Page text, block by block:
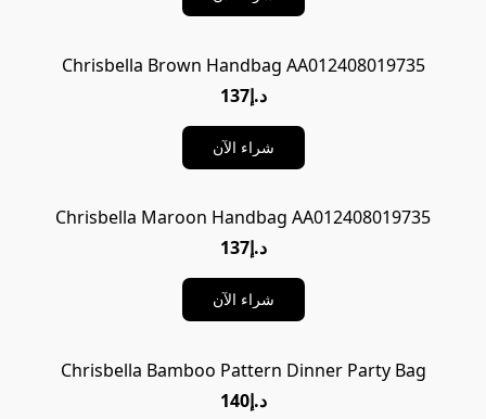
Chrisbella Brown Handbag AA012408019735
د.إ137
شراء الآن
Chrisbella Maroon Handbag AA012408019735
د.إ137
شراء الآن
Chrisbella Bamboo Pattern Dinner Party Bag
د.إ140